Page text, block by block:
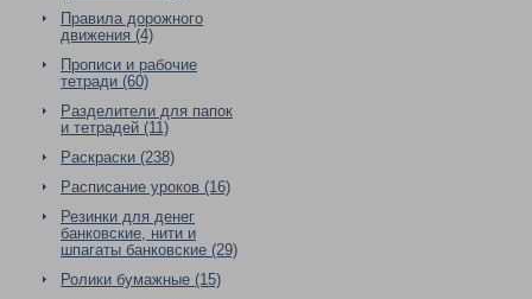
Правила дорожного
движения (4)
Прописи и рабочие
тетради (60)
Разделители для папок
и тетрадей (11)
Раскраски (238)
Расписание уроков (16)
Резинки для денег
банковские, нити и
шпагаты банковские (29)
Ролики бумажные (15)